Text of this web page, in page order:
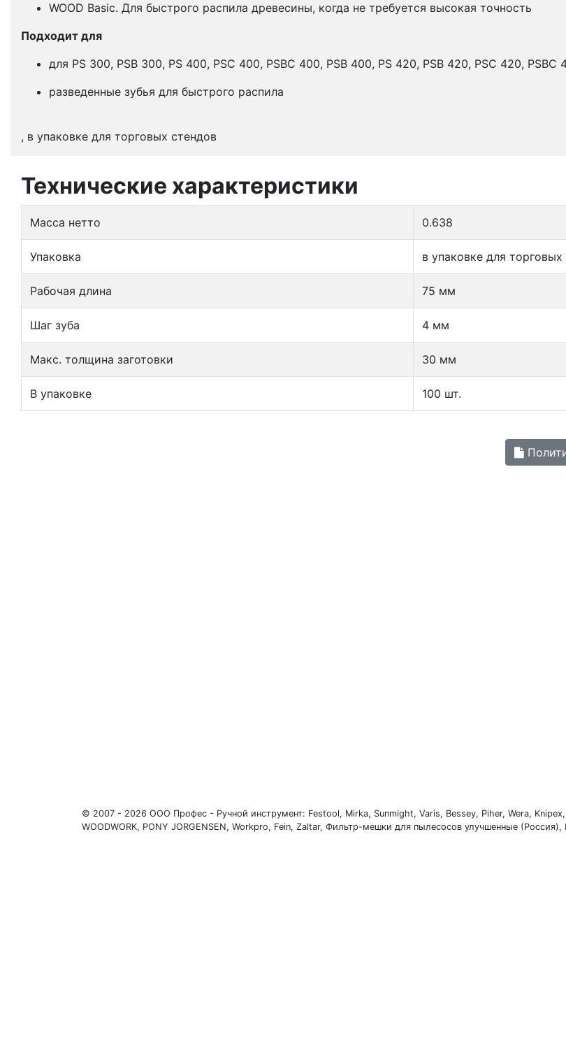
WOOD Basic. Для быстрого распила древесины, когда не требуется высокая точность
Подходит для
для PS 300, PSB 300, PS 400, PSC 400, PSBC 400, PSB 400, PS 420, PSB 420, PSC 420, PSBC
разведенные зубья для быстрого распила
, в упаковке для торговых стендов
Технические характеристики
Масса нетто 0.638
Упаковка в упаковке для торговых
Рабочая длина 75 мм
Шаг зуба 4 мм
Макс. толщина заготовки 30 мм
В упаковке 100 шт.
© 2007 - 2026 ООО Профес - Ручной инструмент: Festool, Mirka, Sunmight, Varis, Bessey, Piher, Wera, Knipex,
WOODWORK, PONY JORGENSEN, Workpro, Fein, Zaltar, Фильтр-мешки для пылесосов улучшенные (Россия),